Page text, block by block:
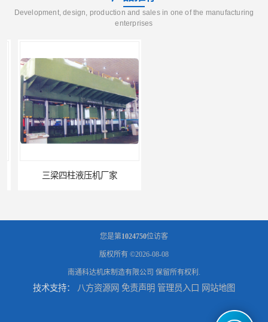
Development, design, production and sales in one of the manufacturing
enterprises
三梁四柱液压机厂家
您是第1024750位访客
版权所有 ©2026-08-08
南通科达机床制造有限公司 保留所有权利.
技术支持： 八方资源网 免责声明 管理员入口 网站地图